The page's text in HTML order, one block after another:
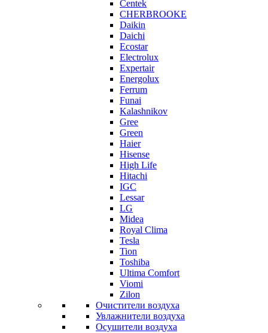
Centek
CHERBROOKE
Daikin
Daichi
Ecostar
Electrolux
Expertair
Energolux
Ferrum
Funai
Kalashnikov
Gree
Grеen
Haier
Hisense
High Life
Hitachi
IGC
Lessar
LG
Midea
Royal Clima
Tesla
Tion
Toshiba
Ultima Comfort
Viomi
Zilon
Очистители воздуха
Увлажнители воздуха
Осушители воздуха